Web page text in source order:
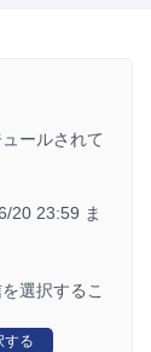
ールされて
20 23:59 ま
選択するこ
する